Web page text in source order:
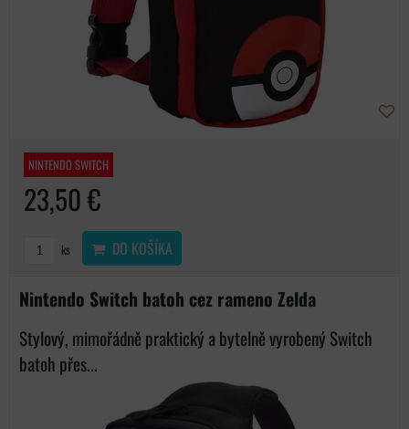
NINTENDO SWITCH
23,50 €
ks DO KOŠÍKA
Nintendo Switch batoh cez rameno Zelda
Stylový, mimořádně praktický a bytelně vyrobený Switch
batoh přes...